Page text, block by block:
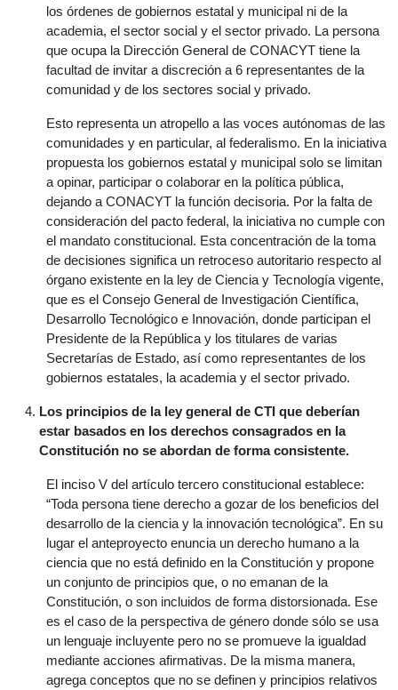
los órdenes de gobiernos estatal y municipal ni de la
academia, el sector social y el sector privado. La persona
que ocupa la Dirección General de CONACYT tiene la
facultad de invitar a discreción a 6 representantes de la
comunidad y de los sectores social y privado.
Esto representa un atropello a las voces autónomas de las
comunidades y en particular, al federalismo. En la iniciativa
propuesta los gobiernos estatal y municipal solo se limitan
a opinar, participar o colaborar en la política pública,
dejando a CONACYT la función decisoria. Por la falta de
consideración del pacto federal, la iniciativa no cumple con
el mandato constitucional. Esta concentración de la toma
de decisiones significa un retroceso autoritario respecto al
órgano existente en la ley de Ciencia y Tecnología vigente,
que es el Consejo General de Investigación Científica,
Desarrollo Tecnológico e Innovación, donde participan el
Presidente de la República y los titulares de varias
Secretarías de Estado, así como representantes de los
gobiernos estatales, la academia y el sector privado.
Los principios de la ley general de CTI que deberían
estar basados en los derechos consagrados en la
Constitución no se abordan de forma consistente.
El inciso V del artículo tercero constitucional establece:
“Toda persona tiene derecho a gozar de los beneficios del
desarrollo de la ciencia y la innovación tecnológica”. En su
lugar el anteproyecto enuncia un derecho humano a la
ciencia que no está definido en la Constitución y propone
un conjunto de principios que, o no emanan de la
Constitución, o son incluidos de forma distorsionada. Ese
es el caso de la perspectiva de género donde sólo se usa
un lenguaje incluyente pero no se promueve la igualdad
mediante acciones afirmativas. De la misma manera,
agrega conceptos que no se definen y principios relativos